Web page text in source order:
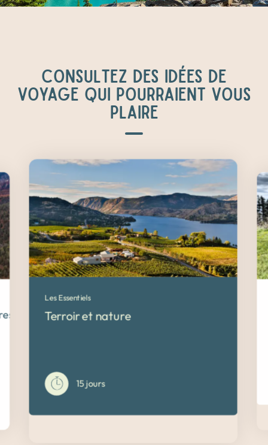
CONSULTEZ DES IDÉES DE
VOYAGE QUI POURRAIENT VOUS
PLAIRE
dans l’Ouest canadien
Les Essentiels
Terroir et nature
15 jours